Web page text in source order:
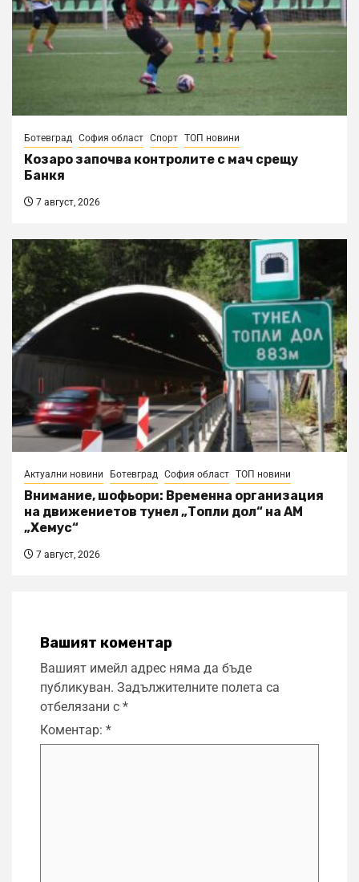
Ботевград София област Спорт ТОП новини
Козаро започва контролите с мач срещу
Банкя
7 август, 2026
Актуални новини Ботевград София област ТОП новини
Внимание, шофьори: Временна организация
на движениетов тунел „Топли дол“ на АМ
„Хемус“
7 август, 2026
Вашият коментар
Вашият имейл адрес няма да бъде
публикуван. Задължителните полета са
отбелязани с *
Коментар: *